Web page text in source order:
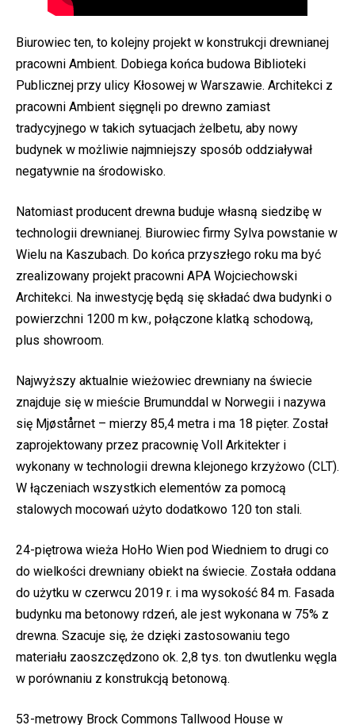
Biurowiec ten, to kolejny projekt w konstrukcji drewnianej
pracowni Ambient. Dobiega końca budowa Biblioteki
Publicznej przy ulicy Kłosowej w Warszawie. Architekci z
pracowni Ambient sięgnęli po drewno zamiast
tradycyjnego w takich sytuacjach żelbetu, aby nowy
budynek w możliwie najmniejszy sposób oddziaływał
negatywnie na środowisko.
Natomiast producent drewna buduje własną siedzibę w
technologii drewnianej. Biurowiec firmy Sylva powstanie w
Wielu na Kaszubach. Do końca przyszłego roku ma być
zrealizowany projekt pracowni APA Wojciechowski
Architekci. Na inwestycję będą się składać dwa budynki o
powierzchni 1200 m kw., połączone klatką schodową,
plus showroom.
Najwyższy aktualnie wieżowiec drewniany na świecie
znajduje się w mieście Brumunddal w Norwegii i nazywa
się Mjøstårnet – mierzy 85,4 metra i ma 18 pięter. Został
zaprojektowany przez pracownię Voll Arkitekter i
wykonany w technologii drewna klejonego krzyżowo (CLT).
W łączeniach wszystkich elementów za pomocą
stalowych mocowań użyto dodatkowo 120 ton stali.
24-piętrowa wieża HoHo Wien pod Wiedniem to drugi co
do wielkości drewniany obiekt na świecie. Została oddana
do użytku w czerwcu 2019 r. i ma wysokość 84 m. Fasada
budynku ma betonowy rdzeń, ale jest wykonana w 75% z
drewna. Szacuje się, że dzięki zastosowaniu tego
materiału zaoszczędzono ok. 2,8 tys. ton dwutlenku węgla
w porównaniu z konstrukcją betonową.
53-metrowy Brock Commons Tallwood House w